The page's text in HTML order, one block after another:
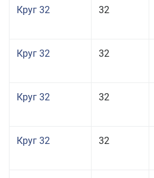
Круг 32 32
Круг 32 32
Круг 32 32
Круг 32 32